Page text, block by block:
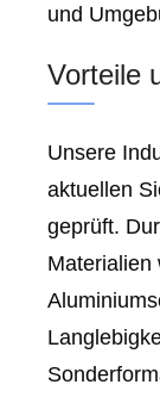
und
Vorteile
Unsere
aktuellen
geprüft.
Materialien